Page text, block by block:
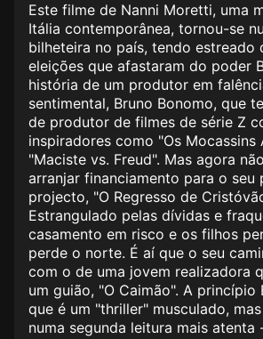
Este filme de Nanni Moretti, uma
Itália contemporânea, tornou-se
bilheteira no país, tendo estreado
eleições que afastaram do poder
história de um produtor em
sentimental, Bruno Bonomo, que
de produtor de filmes de série Z
inspiradores como "Os Mocassins
"Maciste vs. Freud". Mas agora
arranjar financiamento para o seu
projecto, "O Regresso de
Estrangulado pelas dívidas e
casamento em risco e os filhos
perde o norte. É aí que o seu
com o de uma jovem realizadora
um guião, "O Caimão". A princípio
que é um "thriller" musculado,
numa segunda leitura mais atenta